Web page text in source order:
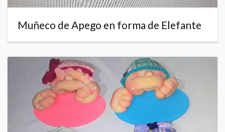
Muñeco de Apego en forma de Elefante